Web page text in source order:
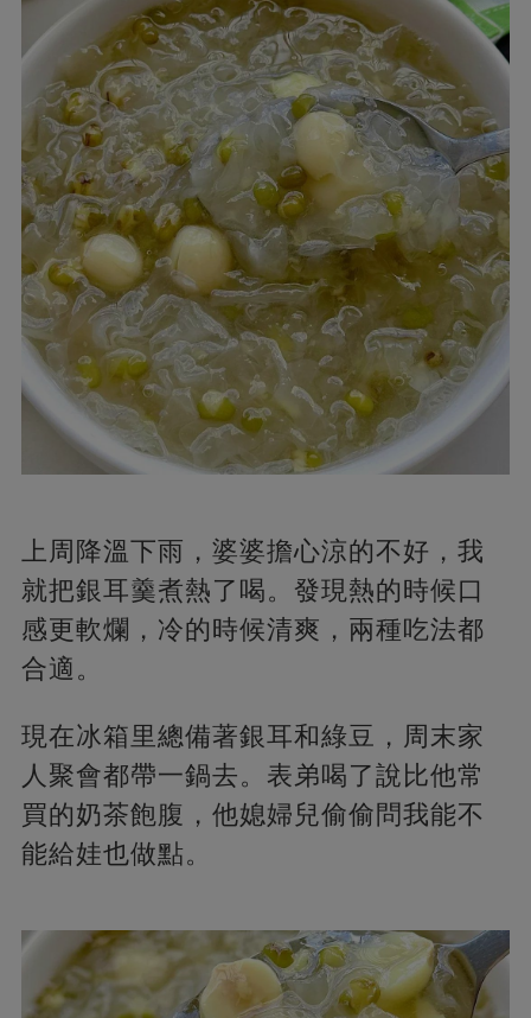
上周降溫下雨，婆婆擔心涼的不好，我
就把銀耳羹煮熱了喝。發現熱的時候口
感更軟爛，冷的時候清爽，兩種吃法都
合適。
現在冰箱里總備著銀耳和綠豆，周末家
人聚會都帶一鍋去。表弟喝了說比他常
買的奶茶飽腹，他媳婦兒偷偷問我能不
能給娃也做點。